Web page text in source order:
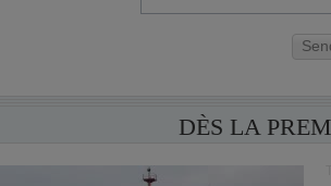
DÈS LA